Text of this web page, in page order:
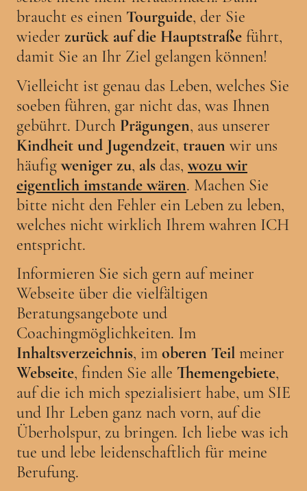
braucht es einen Tourguide, der Sie
wieder zurück auf die Hauptstraße führt,
damit Sie an Ihr Ziel gelangen können!
Vielleicht ist genau das Leben, welches Sie
soeben führen, gar nicht das, was Ihnen
gebührt. Durch Prägungen, aus unserer
Kindheit und Jugendzeit, trauen wir uns
häufigweniger zu, als das,wozu wir
eigentlich imstande wären. Machen Sie
bitte nicht den Fehler ein Leben zu leben,
welches nicht wirklich Ihrem wahren ICH
entspricht.
Informieren Sie sich gern auf meiner
Webseite über die vielfältigen
Beratungsangebote und
Coachingmöglichkeiten. Im
Inhaltsverzeichnis, im oberen Teil meiner
Webseite, finden Sie alle Themengebiete,
auf die ich mich spezialisiert habe, um SIE
und Ihr Leben ganz nach vorn, auf die
Überholspur, zu bringen. Ich liebe was ich
tue und lebe leidenschaftlich für meine
Berufung.